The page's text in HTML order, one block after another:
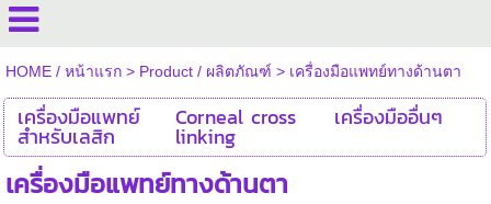
HOME / หน้าแรก> Product / ผลิตภัณฑ์ > เครื่องมือแพทย์ทางด้านตา
เครื่องมือแพทย์
สำหรับเลสิก
Corneal cross
linking
เครื่องมืออื่นๆ
เครื่องมือแพทย์ทางด้านตา